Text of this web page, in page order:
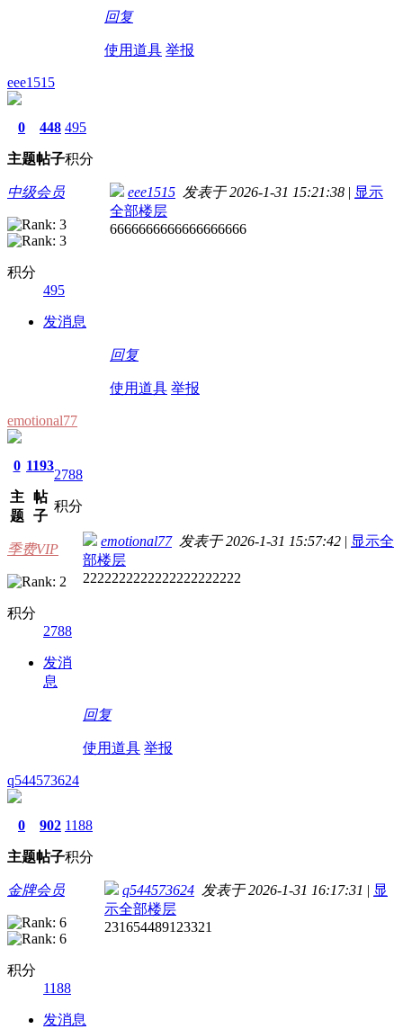
回复
使用道具 举报
eee1515
0
主题
448
帖子
495
积分
中级会员
积分
495
发消息
eee1515 发表于 2026-1-31 15:21:38 | 显示
全部楼层
6666666666666666666
回复
使用道具 举报
emotional77
0
主
题
1193
帖
子
2788
积分
季费VIP
积分
2788
发消
息
emotional77发表于 2026-1-31 15:57:42 | 显示全
部楼层
2222222222222222222222
回复
使用道具 举报
q544573624
0
主题
902
帖子
1188
积分
金牌会员
积分
1188
发消息
q544573624 发表于 2026-1-31 16:17:31 | 显
示全部楼层
231654489123321